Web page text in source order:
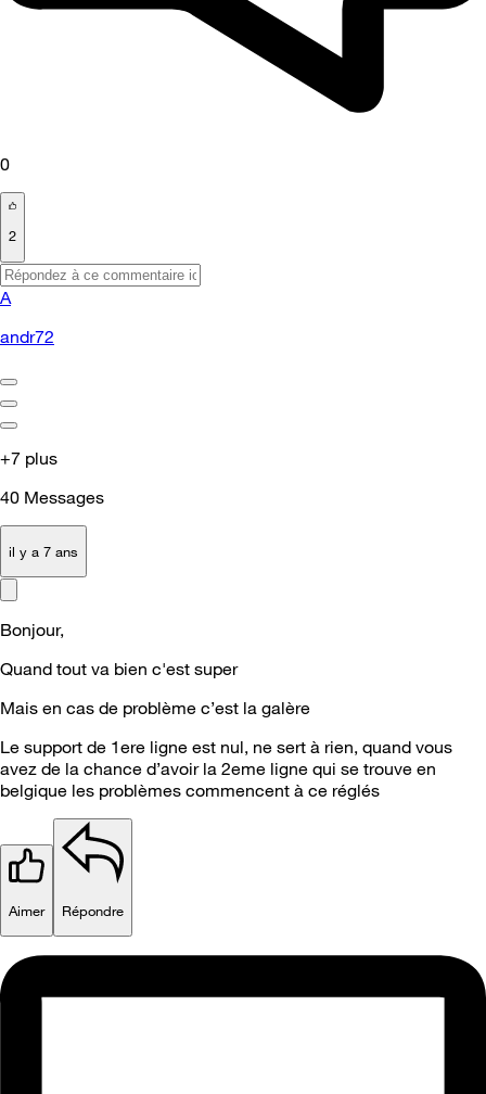
0
2
A
andr72
+7 plus
40 Messages
il y a 7 ans
Bonjour,
Quand tout va bien c'est super
Mais en cas de problème c’est la galère
Le support de 1ere ligne est nul, ne sert à rien, quand vous
avez de la chance d’avoir la 2eme ligne qui se trouve en
belgique les problèmes commencent à ce réglés
Aimer Répondre